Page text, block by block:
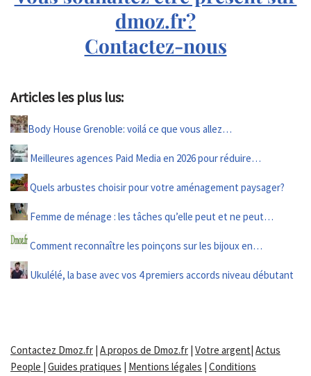
dmoz.fr?
Contactez-nous
Articles les plus lus:
Body House Grenoble: voilá ce que vous allez…
Meilleures agences Paid Media en 2026 pour réduire…
Quels arbustes choisir pour votre aménagement paysager?
Femme de ménage : les tâches qu’elle peut et ne peut…
Comment reconnaître les poinçons sur les bijoux en…
Ukulélé, la base avec vos 4 premiers accords niveau débutant
Contactez Dmoz.fr A propos de Dmoz.fr Votre argent Actus
People Guides pratiques Mentions légales Conditions